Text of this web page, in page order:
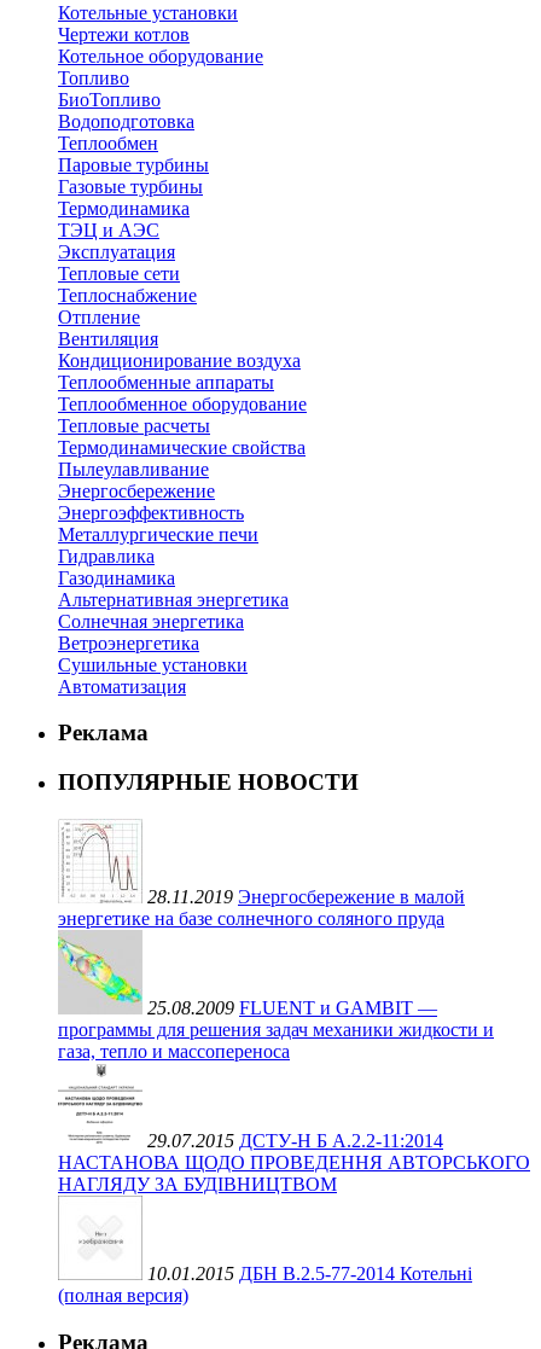
Котельные установки
Чертежи котлов
Котельное оборудование
Топливо
БиоТопливо
Водоподготовка
Теплообмен
Паровые турбины
Газовые турбины
Термодинамика
ТЭЦ и АЭС
Эксплуатация
Тепловые сети
Теплоснабжение
Отпление
Вентиляция
Кондиционирование воздуха
Теплообменные аппараты
Теплообменное оборудование
Тепловые расчеты
Термодинамические свойства
Пылеулавливание
Энергосбережение
Энергоэффективность
Металлургические печи
Гидравлика
Газодинамика
Альтернативная энергетика
Солнечная энергетика
Ветроэнергетика
Сушильные установки
Автоматизация
Реклама
ПОПУЛЯРНЫЕ НОВОСТИ
28.11.2019 Энергосбережение в малой
энергетике на базе солнечного соляного пруда
25.08.2009 FLUENT и GAMBIT —
программы для решения задач механики жидкости и
газа, тепло и массопереноса
29.07.2015 ДСТУ-Н Б А.2.2-11:2014
НАСТАНОВА ЩОДО ПРОВЕДЕННЯ АВТОРСЬКОГО
НАГЛЯДУ ЗА БУДІВНИЦТВОМ
10.01.2015 ДБН В.2.5-77-2014 Котельні
(полная версия)
Реклама